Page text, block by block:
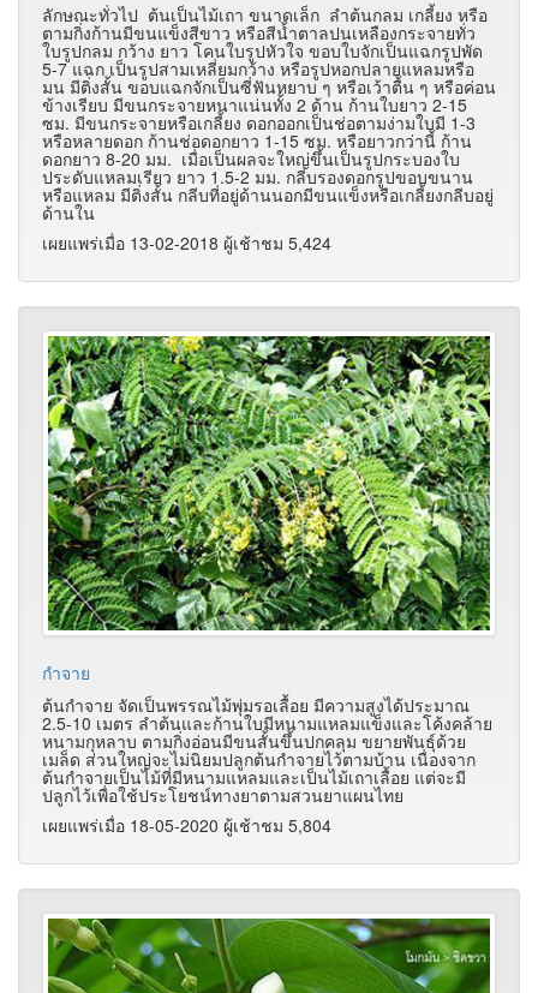
ลักษณะทั่วไป ต้นเป็นไม้เถา ขนาดเล็ก ลำต้นกลม เกลี้ยง หรือ
ตามกิ่งก้านมีขนแข็งสีขาว หรือสีน้ำตาลปนเหลืองกระจายทั่ว
ใบรูปกลม กว้าง ยาว โคนใบรูปหัวใจ ขอบใบจักเป็นแฉกรูปพัด
5-7 แฉก เป็นรูปสามเหลี่ยมกว้าง หรือรูปหอกปลายแหลมหรือ
มน มีติ่งสั้น ขอบแฉกจักเป็นซี่ฟันหยาบ ๆ หรือเว้าตื้น ๆ หรือค่อน
ข้างเรียบ มีขนกระจายหนาแน่นทั้ง 2 ด้าน ก้านใบยาว 2-15
ซม. มีขนกระจายหรือเกลี้ยง ดอกออกเป็นช่อตามง่ามใบมี 1-3
หรือหลายดอก ก้านช่อดอกยาว 1-15 ซม. หรือยาวกว่านี้ ก้าน
ดอกยาว 8-20 มม. เมื่อเป็นผลจะใหญ่ขึ้นเป็นรูปกระบองใบ
ประดับแหลมเรียว ยาว 1.5-2 มม. กลีบรองดอกรูปขอบขนาน
หรือแหลม มีติ่งสั้น กลีบที่อยู่ด้านนอกมีขนแข็งหรือเกลี้ยงกลีบอยู่
ด้านใน
เผยแพร่เมื่อ 13-02-2018 ผู้เช้าชม 5,424
กำจาย
ต้นกำจาย จัดเป็นพรรณไม้พุ่มรอเลื้อย มีความสูงได้ประมาณ
2.5-10 เมตร ลำต้นและก้านใบมีหนามแหลมแข็งและโค้งคล้าย
หนามกุหลาบ ตามกิ่งอ่อนมีขนสั้นขึ้นปกคลุม ขยายพันธุ์ด้วย
เมล็ด ส่วนใหญ่จะไม่นิยมปลูกต้นกำจายไว้ตามบ้าน เนื่องจาก
ต้นกำจายเป็นไม้ที่มีหนามแหลมและเป็นไม้เถาเลื้อย แต่จะมี
ปลูกไว้เพื่อใช้ประโยชน์ทางยาตามสวนยาแผนไทย
เผยแพร่เมื่อ 18-05-2020 ผู้เช้าชม 5,804